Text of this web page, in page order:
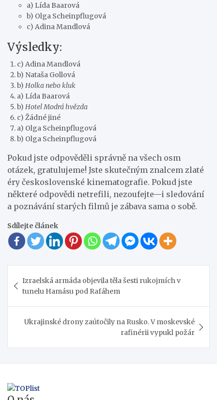
a) Lída Baarová
b) Olga Scheinpflugová
c) Adina Mandlová
Výsledky:
c) Adina Mandlová
b) Nataša Gollová
b) Holka nebo kluk
a) Lída Baarová
b) Hotel Modrá hvězda
c) Žádné jiné
a) Olga Scheinpflugová
b) Olga Scheinpflugová
Pokud jste odpověděli správně na všech osm
otázek, gratulujeme! Jste skutečným znalcem zlaté
éry československé kinematografie. Pokud jste
některé odpovědi netrefili, nezoufejte—i sledování
a poznávání starých filmů je zábava sama o sobě.
Sdílejte článek
pro
příspěvek
Izraelská armáda objevila těla šesti rukojmích v
tunelu Hamásu pod Rafáhem
Ukrajinské drony zaútočily na Rusko. V moskevské
rafinérii vypukl požár